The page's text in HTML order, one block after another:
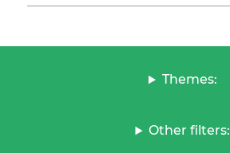
Themes:
Other filters: